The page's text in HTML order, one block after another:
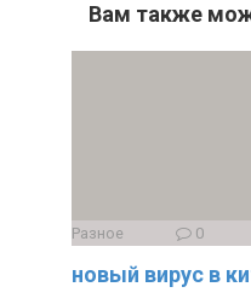
Вам также
Разное 0
новый вирус в